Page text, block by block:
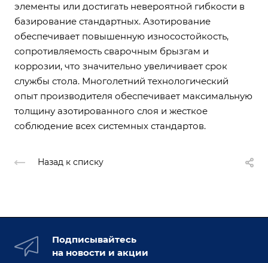
элементы или достигать невероятной гибкости в
базирование стандартных. Азотирование
обеспечивает повышенную износостойкость,
сопротивляемость сварочным брызгам и
коррозии, что значительно увеличивает срок
службы стола. Многолетний технологический
опыт производителя обеспечивает максимальную
толщину азотированного слоя и жесткое
соблюдение всех системных стандартов.
Назад к списку
Подписывайтесь
на новости и акции